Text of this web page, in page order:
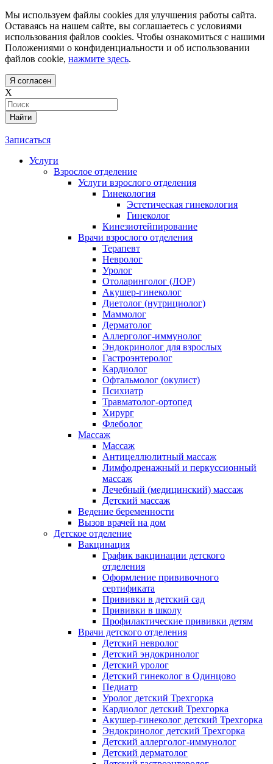
Мы используем файлы cookies для улучшения работы сайта.
Оставаясь на нашем сайте, вы соглашаетесь с условиями
использования файлов cookies. Чтобы ознакомиться с нашими
Положениями о конфиденциальности и об использовании
файлов cookie, нажмите здесь.
Я согласен
X
Найти
Записаться
Услуги
Взрослое отделение
Услуги взрослого отделения
Гинекология
Эстетическая гинекология
Гинеколог
Кинезиотейпирование
Врачи взрослого отделения
Терапевт
Невролог
Уролог
Отоларинголог (ЛОР)
Акушер-гинеколог
Диетолог (нутрициолог)
Маммолог
Дерматолог
Аллерголог-иммунолог
Эндокринолог для взрослых
Гастроэнтеролог
Кардиолог
Офтальмолог (окулист)
Психиатр
Травматолог-ортопед
Хирург
Флеболог
Массаж
Массаж
Антицеллюлитный массаж
Лимфодренажный и перкуссионный
массаж
Лечебный (медицинский) массаж
Детский массаж
Ведение беременности
Вызов врачей на дом
Детское отделение
Вакцинация
График вакцинации детского
отделения
Оформление прививочного
сертификата
Прививки в детский сад
Прививки в школу
Профилактические прививки детям
Врачи детского отделения
Детский невролог
Детский эндокринолог
Детский уролог
Детский гинеколог в Одинцово
Педиатр
Уролог детский Трехгорка
Кардиолог детский Трехгорка
Акушер-гинеколог детский Трехгорка
Эндокринолог детский Трехгорка
Детский аллерголог-иммунолог
Детский дерматолог